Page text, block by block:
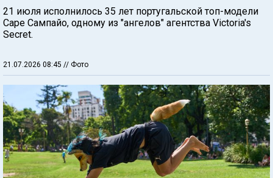
21 июля исполнилось 35 лет португальской топ-модели
Саре Сампайо, одному из "ангелов" агентства Victoria's
Secret.
21.07.2026 08:45 // Фото